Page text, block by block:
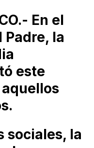
En el
Padre, la
este
sociales, la